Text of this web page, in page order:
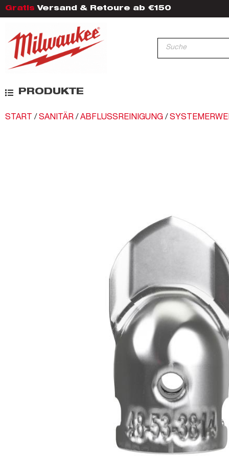
Gratis Versand & Retoure ab €150
PRODUKTE
START / SANITÄR / ABFLUSSREINIGUNG /